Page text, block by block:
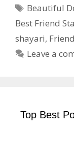
Tags
Beautiful
Best Friend
shayari,
Leave a
Top Best